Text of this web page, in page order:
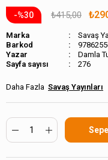
30 ₺415,00
Marka
Savaş
Barkod
Damla
Sayfa sayısı
276
Savaş Yayınları